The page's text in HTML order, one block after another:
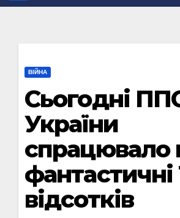
ВІЙНА
Сьогодні
України
спрацювало
фантастичні
відсотків